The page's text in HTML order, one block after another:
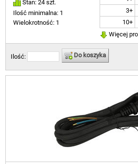
Stan: 24 szt.
Ilość minimalna: 1
Wielokrotność: 1
3+
10+
Więcej
Ilość: Do koszyka